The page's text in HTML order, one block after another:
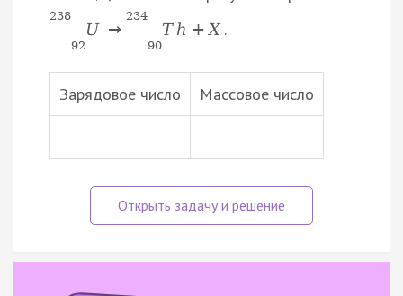
238
92
U →
234
90
T h + X .
Зарядовое число Массовое число